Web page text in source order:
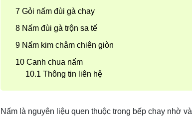
Gỏi nấm đùi gà chay
Nấm đùi gà trộn sa tế
Nấm kim châm chiên giòn
Canh chua nấm
Thông tin liên hệ
Nấm là nguyên liệu quen thuộc trong bếp chay nhờ